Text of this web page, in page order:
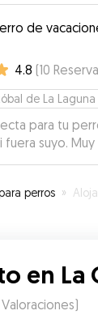
de
4.8 (10
de La Laguna
para tu
fuera suyo.
dejado con
perros »
en La
Valoraciones)